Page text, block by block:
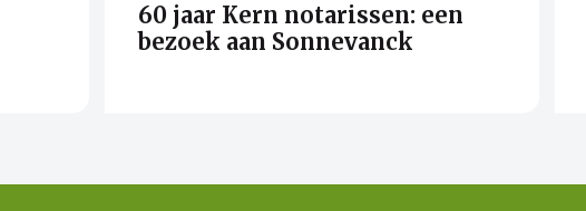
60 jaar Kern notarissen: een
bezoek aan Sonnevanck